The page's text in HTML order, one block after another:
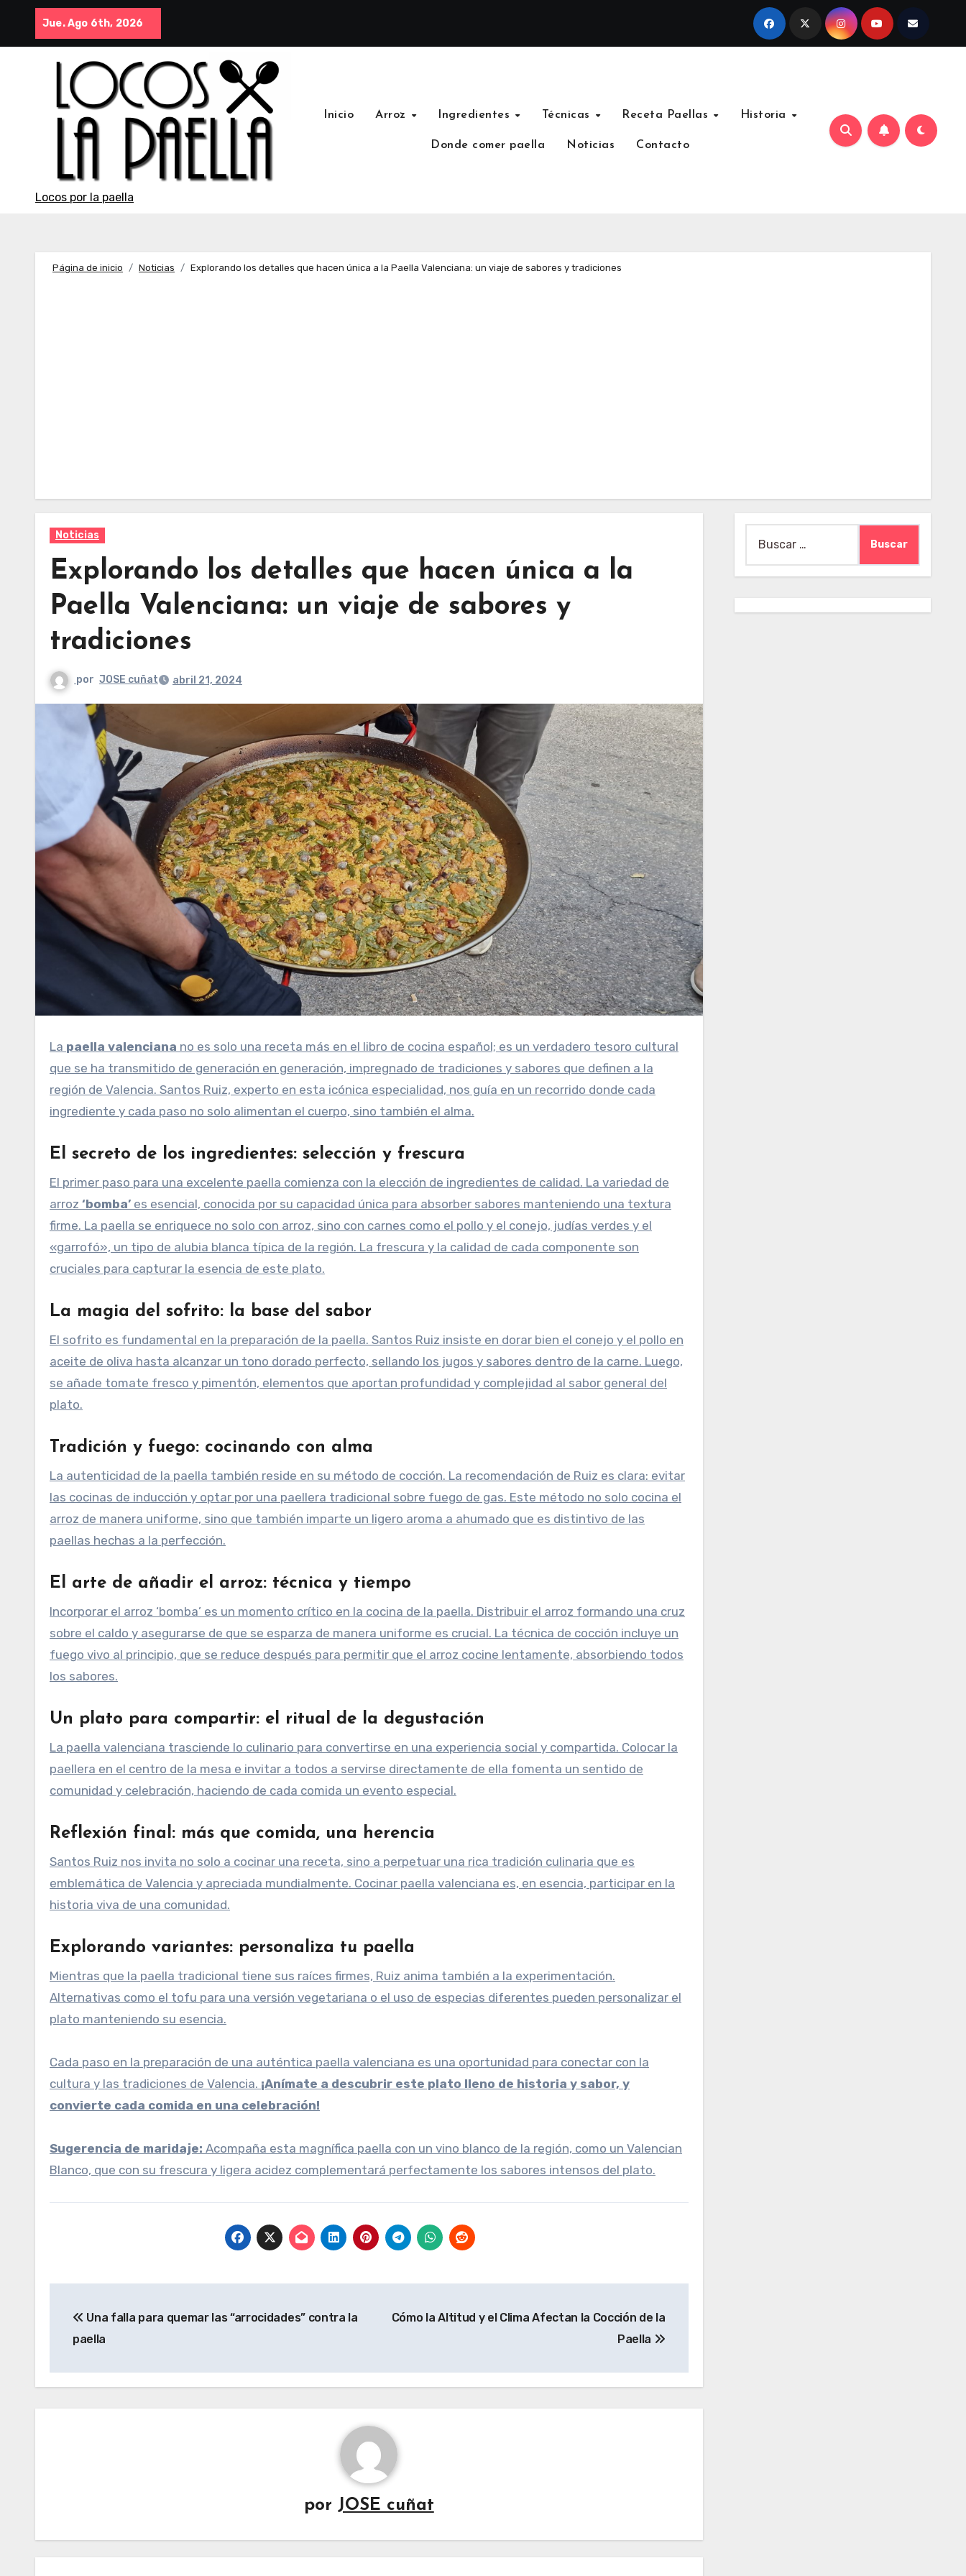
contenido
Jue. Ago 6th, 2026
Locos por la paella
Inicio Arroz Ingredientes Técnicas Receta Paellas Historia
Donde comer paella Noticias Contacto
Página de inicio Noticias Explorando los detalles que hacen única a la Paella Valenciana: un viaje de sabores y tradiciones
Noticias
Explorando los detalles que hacen única a la
Paella Valenciana: un viaje de sabores y
tradiciones
por JOSE cuñat abril 21, 2024
La paella valenciana no es solo una receta más en el libro de cocina español; es un verdadero tesoro cultural
que se ha transmitido de generación en generación, impregnado de tradiciones y sabores que definen a la
región de Valencia. Santos Ruiz, experto en esta icónica especialidad, nos guía en un recorrido donde cada
ingrediente y cada paso no solo alimentan el cuerpo, sino también el alma.
El secreto de los ingredientes: selección y frescura
El primer paso para una excelente paella comienza con la elección de ingredientes de calidad. La variedad de
arroz ‘bomba’ es esencial, conocida por su capacidad única para absorber sabores manteniendo una textura
firme. La paella se enriquece no solo con arroz, sino con carnes como el pollo y el conejo, judías verdes y el
«garrofó», un tipo de alubia blanca típica de la región. La frescura y la calidad de cada componente son
cruciales para capturar la esencia de este plato.
La magia del sofrito: la base del sabor
El sofrito es fundamental en la preparación de la paella. Santos Ruiz insiste en dorar bien el conejo y el pollo en
aceite de oliva hasta alcanzar un tono dorado perfecto, sellando los jugos y sabores dentro de la carne. Luego,
se añade tomate fresco y pimentón, elementos que aportan profundidad y complejidad al sabor general del
plato.
Tradición y fuego: cocinando con alma
La autenticidad de la paella también reside en su método de cocción. La recomendación de Ruiz es clara: evitar
las cocinas de inducción y optar por una paellera tradicional sobre fuego de gas. Este método no solo cocina el
arroz de manera uniforme, sino que también imparte un ligero aroma a ahumado que es distintivo de las
paellas hechas a la perfección.
El arte de añadir el arroz: técnica y tiempo
Incorporar el arroz ‘bomba’ es un momento crítico en la cocina de la paella. Distribuir el arroz formando una cruz
sobre el caldo y asegurarse de que se esparza de manera uniforme es crucial. La técnica de cocción incluye un
fuego vivo al principio, que se reduce después para permitir que el arroz cocine lentamente, absorbiendo todos
los sabores.
Un plato para compartir: el ritual de la degustación
La paella valenciana trasciende lo culinario para convertirse en una experiencia social y compartida. Colocar la
paellera en el centro de la mesa e invitar a todos a servirse directamente de ella fomenta un sentido de
comunidad y celebración, haciendo de cada comida un evento especial.
Reflexión final: más que comida, una herencia
Santos Ruiz nos invita no solo a cocinar una receta, sino a perpetuar una rica tradición culinaria que es
emblemática de Valencia y apreciada mundialmente. Cocinar paella valenciana es, en esencia, participar en la
historia viva de una comunidad.
Explorando variantes: personaliza tu paella
Mientras que la paella tradicional tiene sus raíces firmes, Ruiz anima también a la experimentación.
Alternativas como el tofu para una versión vegetariana o el uso de especias diferentes pueden personalizar el
plato manteniendo su esencia.
Cada paso en la preparación de una auténtica paella valenciana es una oportunidad para conectar con la
cultura y las tradiciones de Valencia. ¡Anímate a descubrir este plato lleno de historia y sabor, y
convierte cada comida en una celebración!
Sugerencia de maridaje: Acompaña esta magnífica paella con un vino blanco de la región, como un Valencian
Blanco, que con su frescura y ligera acidez complementará perfectamente los sabores intensos del plato.
de
Una falla para quemar las “arrocidades” contra la
paella
Cómo la Altitud y el Clima Afectan la Cocción de la
Paella
por JOSE cuñat